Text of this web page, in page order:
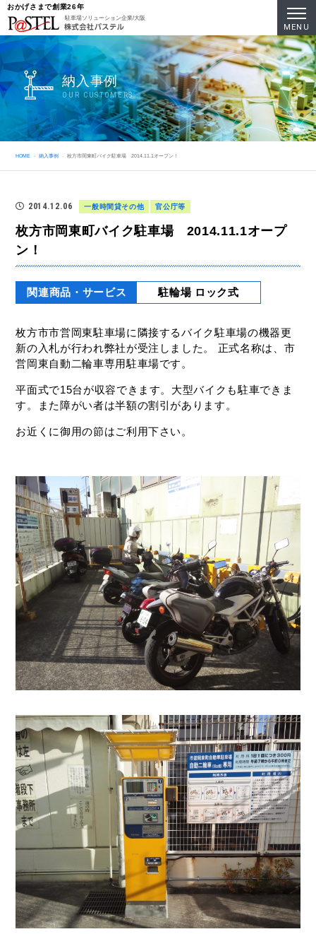
おかげさまで創業26年
駐車場ソリューション企業/大阪
納入事例
OUR CUSTOMERS
HOME 納入事例 枚方市岡東町バイク駐車場 2014.11.1オープン！
2014.12.06 一般時間貸その他 官公庁等
枚方市岡東町バイク駐車場 2014.11.1オープ
ン！
関連商品・サービス 駐輪場 ロック式
枚方市市営岡東駐車場に隣接するバイク駐車場の機器更
新の入札が行われ弊社が受注しました。 正式名称は、市
営岡東自動二輪車専用駐車場です。
平面式で15台が収容できます。大型バイクも駐車できま
す。また障がい者は半額の割引があります。
お近くに御用の節はご利用下さい。
MENU